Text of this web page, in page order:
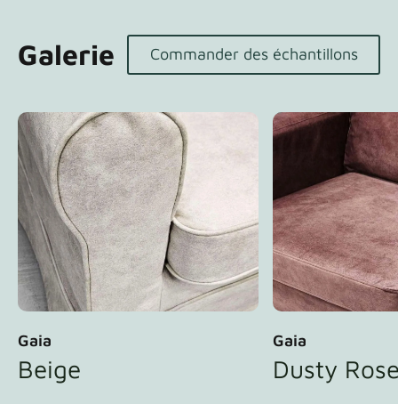
Galerie Commander des échantillons
Gaia
Beige
Gaia
Dusty